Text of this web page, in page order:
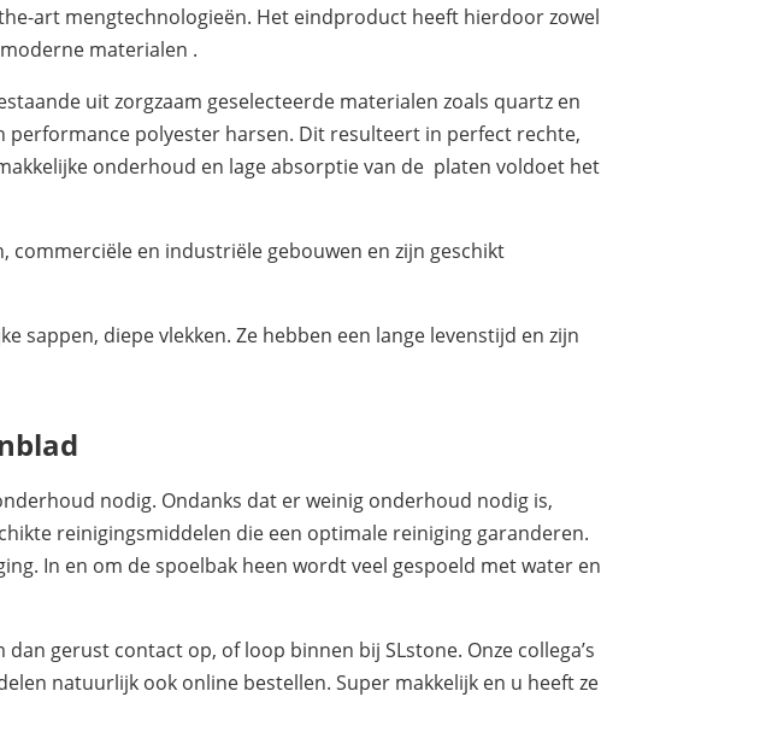
art mengtechnologieën. Het eindproduct heeft hierdoor zowel
materialen .
uit zorgzaam geselecteerde materialen zoals quartz en
polyester harsen. Dit resulteert in perfect rechte,
onderhoud en lage absorptie van de platen voldoet het
en industriële gebouwen en zijn geschikt
sappen, diepe vlekken. Ze hebben een lange levenstijd en zijn
nodig. Ondanks dat er weinig onderhoud nodig is,
reinigingsmiddelen die een optimale reiniging garanderen.
In en om de spoelbak heen wordt veel gespoeld met water en
gerust contact op, of loop binnen bij SLstone. Onze collega’s
natuurlijk ook online bestellen. Super makkelijk en u heeft ze